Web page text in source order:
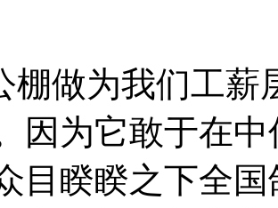
棚做为我们工薪
因为它敢于在
目睽睽之下全